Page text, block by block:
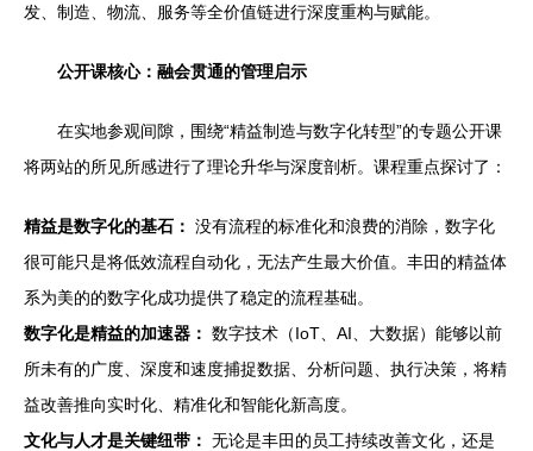
发、制造、物流、服务等全价值链进行深度重构与赋能。
公开课核心：融会贯通的管理启示
在实地参观间隙，围绕“精益制造与数字化转型”的专题公开课
将两站的所见所感进行了理论升华与深度剖析。课程重点探讨了：
精益是数字化的基石： 没有流程的标准化和浪费的消除，数字化
很可能只是将低效流程自动化，无法产生最大价值。丰田的精益体
系为美的的数字化成功提供了稳定的流程基础。
数字化是精益的加速器： 数字技术（IoT、AI、大数据）能够以前
所未有的广度、深度和速度捕捉数据、分析问题、执行决策，将精
益改善推向实时化、精准化和智能化新高度。
文化与人才是关键纽带： 无论是丰田的员工持续改善文化，还是